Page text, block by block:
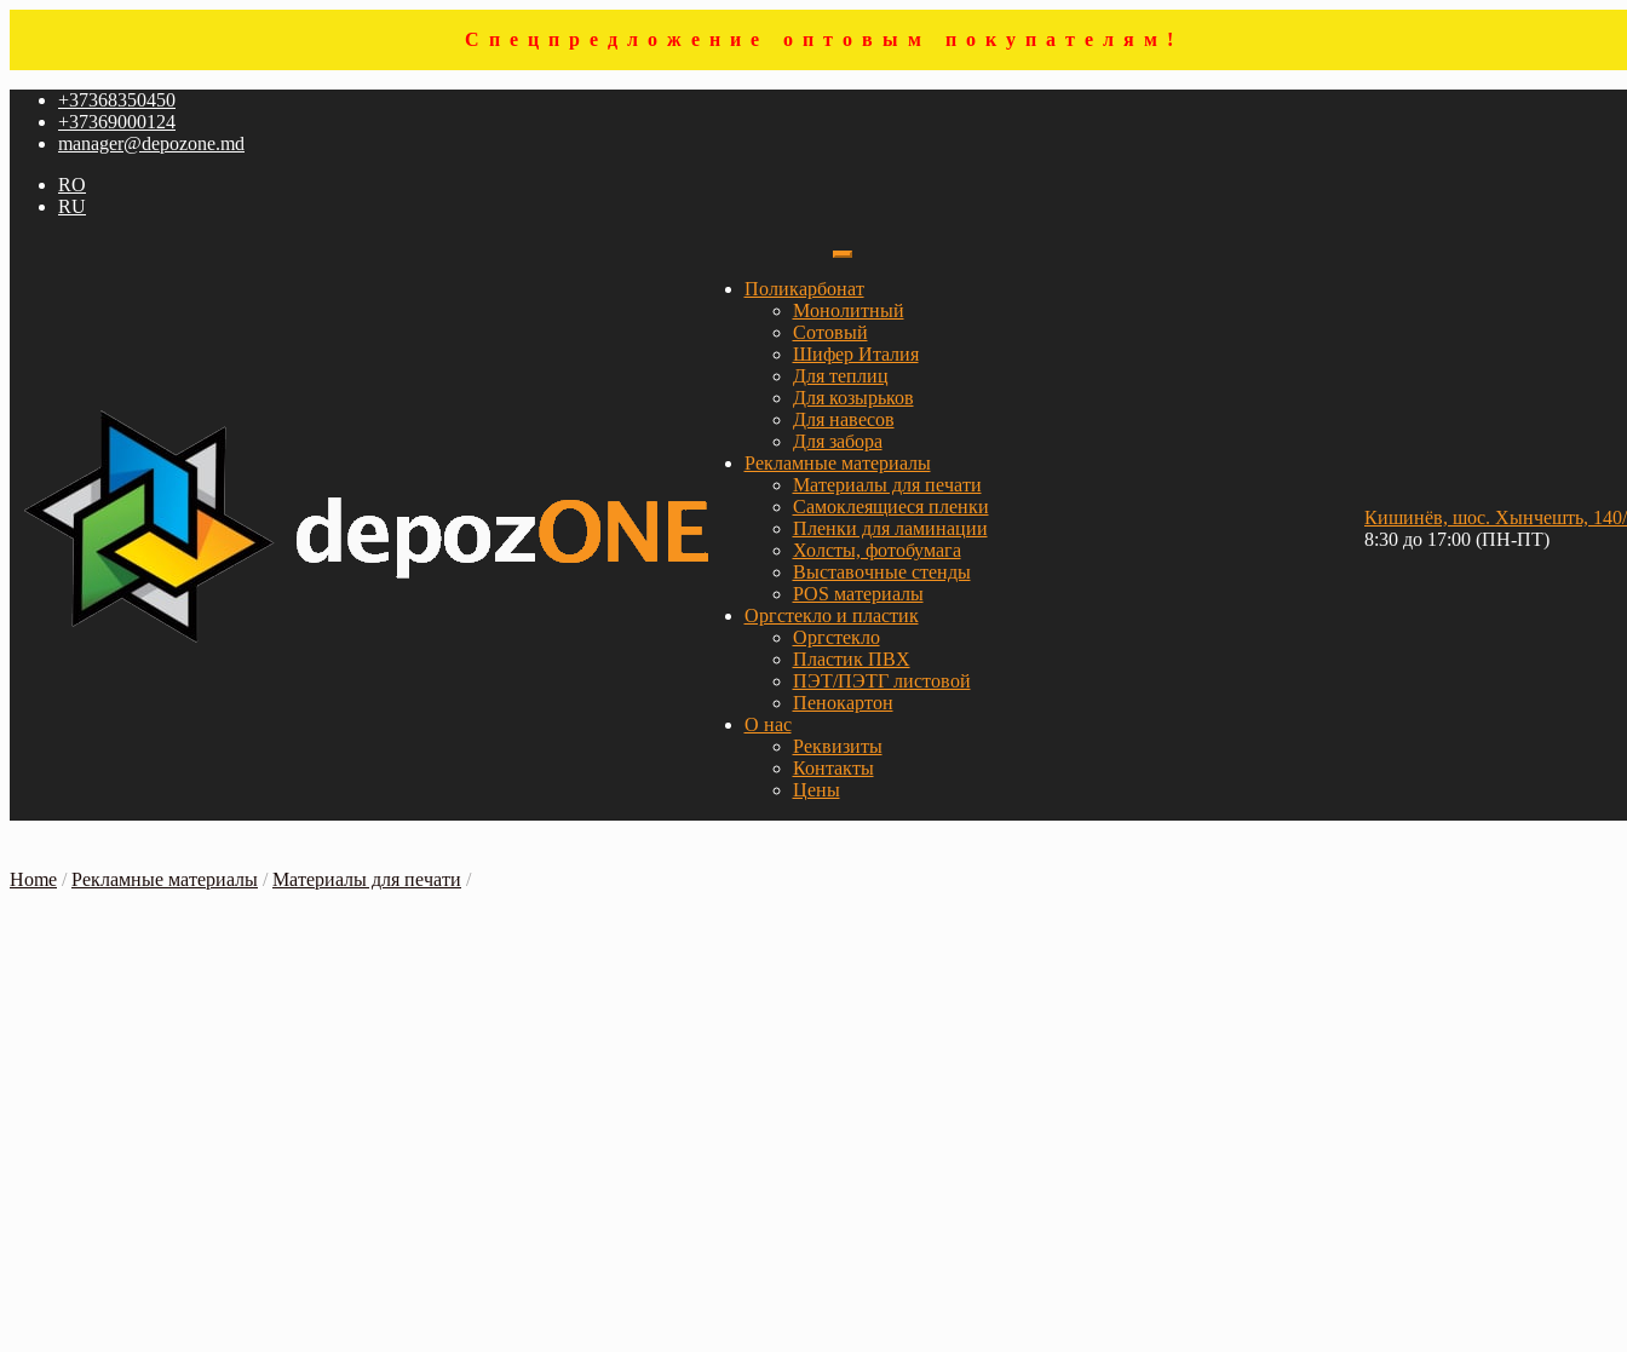
Спецпредложение оптовым покупателям!
Перейти
навигации
Перейти
содержимому
+37368350450
+37369000124
manager@depozone.md
RO
RU
Поликарбонат
Монолитный
Сотовый
Шифер Италия
Для теплиц
Для козырьков
Для навесов
Для забора
Рекламные материалы
Материалы для печати
Самоклеящиеся пленки
Пленки для ламинации
Холсты, фотобумага
Выставочные стенды
POS материалы
Оргстекло и пластик
Оргстекло
Пластик ПВХ
ПЭТ/ПЭТГ листовой
Пенокартон
О нас
Реквизиты
Контакты
Цены
Кишинёв, шос. Хынчешть,
8:30 до 17:00 (ПН-ПТ)
Home /Рекламные материалы /Материалы для печати /